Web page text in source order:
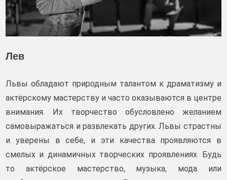
Лев
Львы обладают природным талантом к драматизму и
актёрскому мастерству и часто оказываются в центре
внимания. Их творчество обусловлено желанием
самовыражаться и развлекать других. Львы страстны
и уверены в себе, и эти качества проявляются в
смелых и динамичных творческих проявлениях. Будь
то актёрское мастерство, музыка, мода или